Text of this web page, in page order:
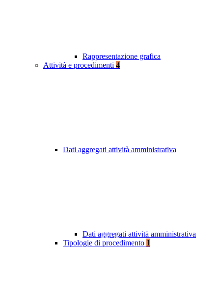
Rappresentazione grafica
Attività e procedimenti 4
Dati aggregati attività amministrativa
Dati aggregati attività amministrativa
Tipologie di procedimento 1